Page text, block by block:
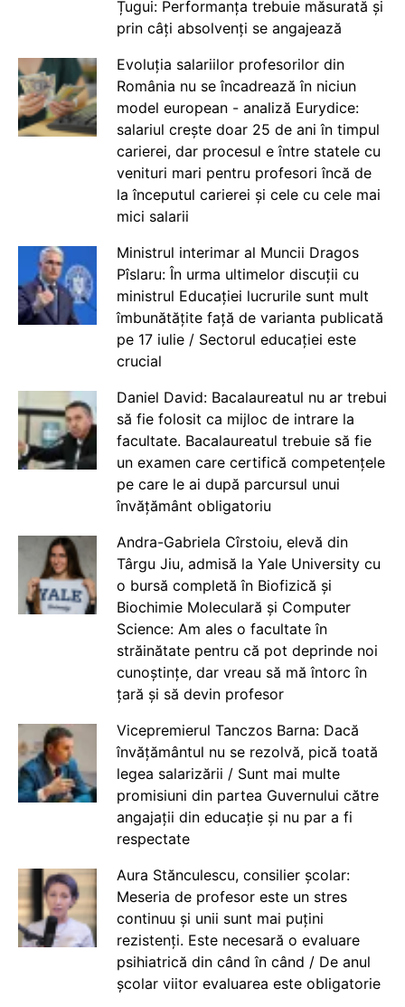
Țugui: Performanța trebuie măsurată și
prin câți absolvenți se angajează
Evoluția salariilor profesorilor din
România nu se încadrează în niciun
model european - analiză Eurydice:
salariul crește doar 25 de ani în timpul
carierei, dar procesul e între statele cu
venituri mari pentru profesori încă de
la începutul carierei și cele cu cele mai
mici salarii
Ministrul interimar al Muncii Dragos
Pîslaru: În urma ultimelor discuții cu
ministrul Educației lucrurile sunt mult
îmbunătățite față de varianta publicată
pe 17 iulie / Sectorul educației este
crucial
Daniel David: Bacalaureatul nu ar trebui
să fie folosit ca mijloc de intrare la
facultate. Bacalaureatul trebuie să fie
un examen care certifică competențele
pe care le ai după parcursul unui
învățământ obligatoriu
Andra-Gabriela Cîrstoiu, elevă din
Târgu Jiu, admisă la Yale University cu
o bursă completă în Biofizică și
Biochimie Moleculară și Computer
Science: Am ales o facultate în
străinătate pentru că pot deprinde noi
cunoștințe, dar vreau să mă întorc în
țară și să devin profesor
Vicepremierul Tanczos Barna: Dacă
învățământul nu se rezolvă, pică toată
legea salarizării / Sunt mai multe
promisiuni din partea Guvernului către
angajații din educație și nu par a fi
respectate
Aura Stănculescu, consilier școlar:
Meseria de profesor este un stres
continuu și unii sunt mai puțini
rezistenți. Este necesară o evaluare
psihiatrică din când în când / De anul
școlar viitor evaluarea este obligatorie